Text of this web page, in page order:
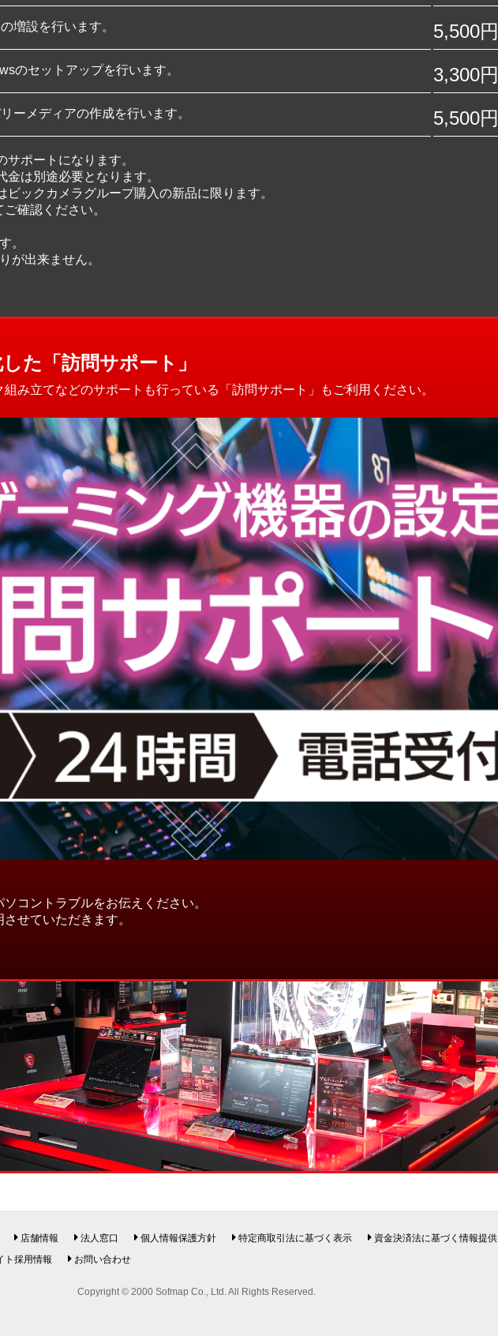
増設を行います。 5,500円
のセットアップを行います。 3,300円
ーメディアの作成を行います。 5,500円
ポートになります。
は別途必要となります。
ックカメラグループ購入の新品に限ります。
確認ください。
。
が出来ません。
た 「訪問サポート」
み立てなどのサポートも行っている「訪問サポート」もご利用ください。
コントラブルをお伝えください。
せていただきます。
店舗情報 法人窓口 個人情報保護方針 特定商取引法に基づく表示 資金決済法に基づく情報提供
ト採用情報 お問い合わせ
Copyright © 2000 Sofmap Co., Ltd. All Rights Reserved.